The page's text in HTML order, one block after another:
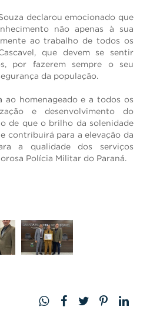
declarou emocionado que
não apenas à sua
ao trabalho de todos os
que devem se sentir
por fazerem sempre o seu
da população.
ao homenageado e a todos os
e desenvolvimento do
de que o brilho da solenidade
contribuirá para a elevação da
a qualidade dos serviços
Polícia Militar do Paraná.